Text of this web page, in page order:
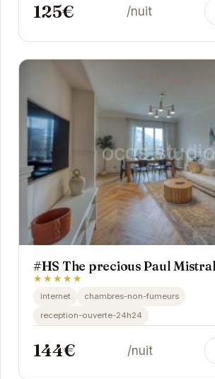
125€ /nuit
#HS The precious Paul Mistral
★★★★★
internet
chambres-non-fumeurs
reception-ouverte-24h24
144€ /nuit